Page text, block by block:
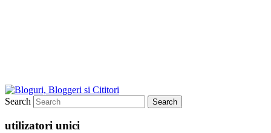
Search
utilizatori unici